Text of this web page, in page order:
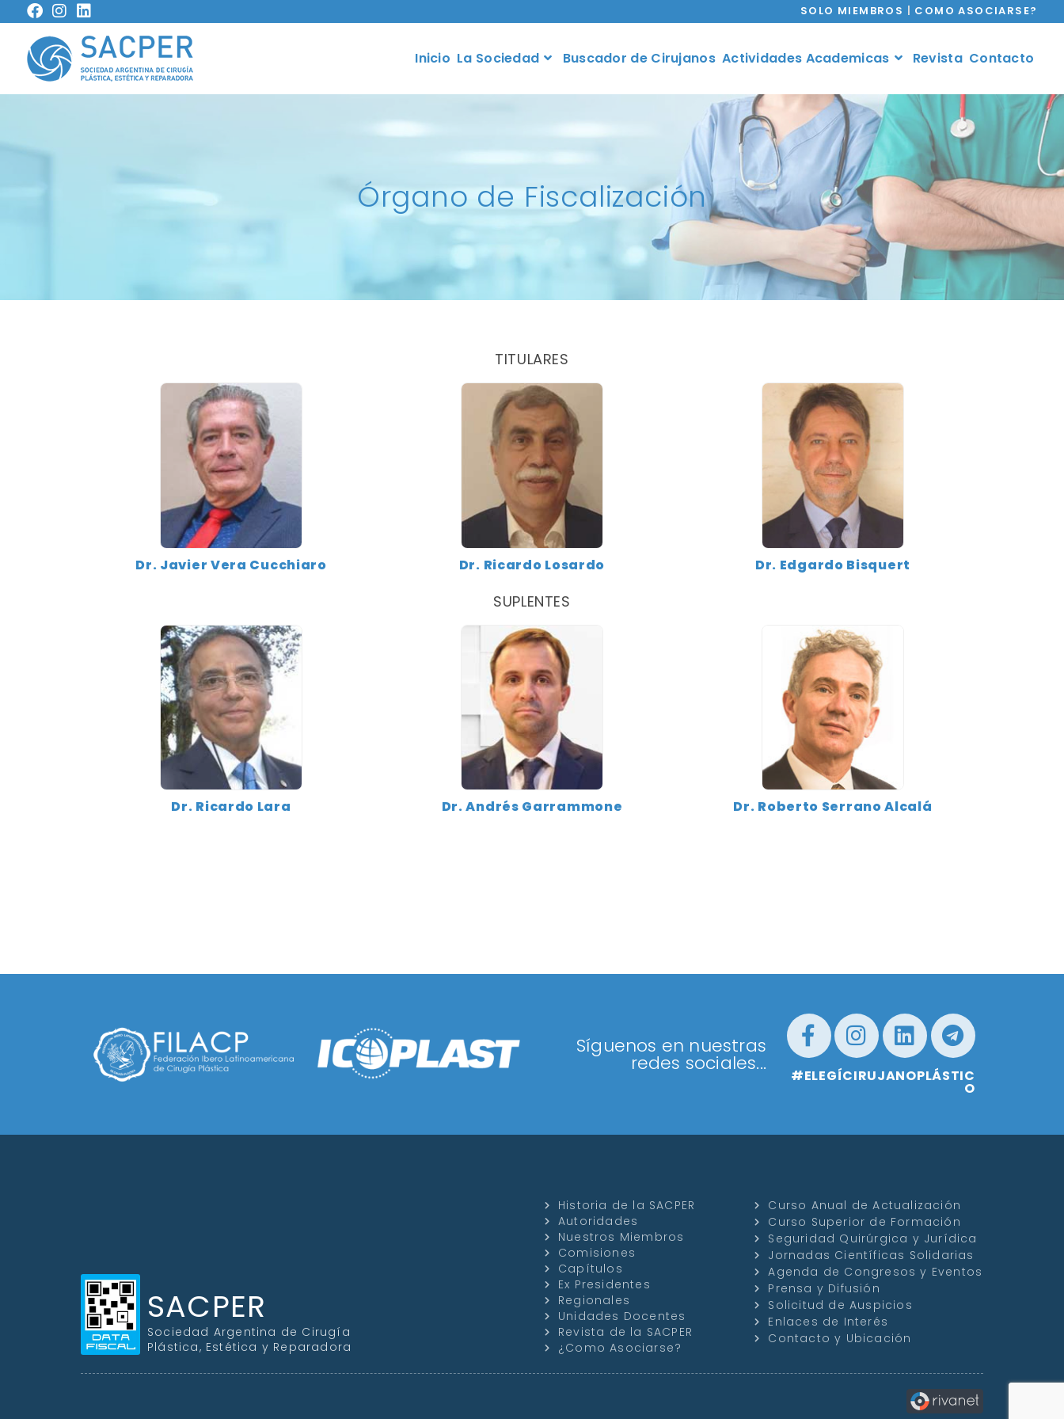
SOLO MIEMBROS | COMO ASOCIARSE?
Inicio La Sociedad Buscador de Cirujanos Actividades Academicas Revista Contacto
Órgano de Fiscalización
TITULARES
Dr. Javier Vera Cucchiaro Dr. Ricardo Losardo Dr. Edgardo Bisquert
SUPLENTES
Dr. Ricardo Lara Dr. Andrés Garrammone Dr. Roberto Serrano Alcalá
Síguenos en nuestras
redes sociales...
#ELEGÍCIRUJANOPLÁSTIC
O
SACPER
Sociedad Argentina de Cirugía
Plástica, Estética y Reparadora
Historia de la SACPER
Autoridades
Nuestros Miembros
Comisiones
Capítulos
Ex Presidentes
Regionales
Unidades Docentes
Revista de la SACPER
¿Como Asociarse?
Curso Anual de Actualización
Curso Superior de Formación
Seguridad Quirúrgica y Jurídica
Jornadas Científicas Solidarias
Agenda de Congresos y Eventos
Prensa y Difusión
Solicitud de Auspicios
Enlaces de Interés
Contacto y Ubicación